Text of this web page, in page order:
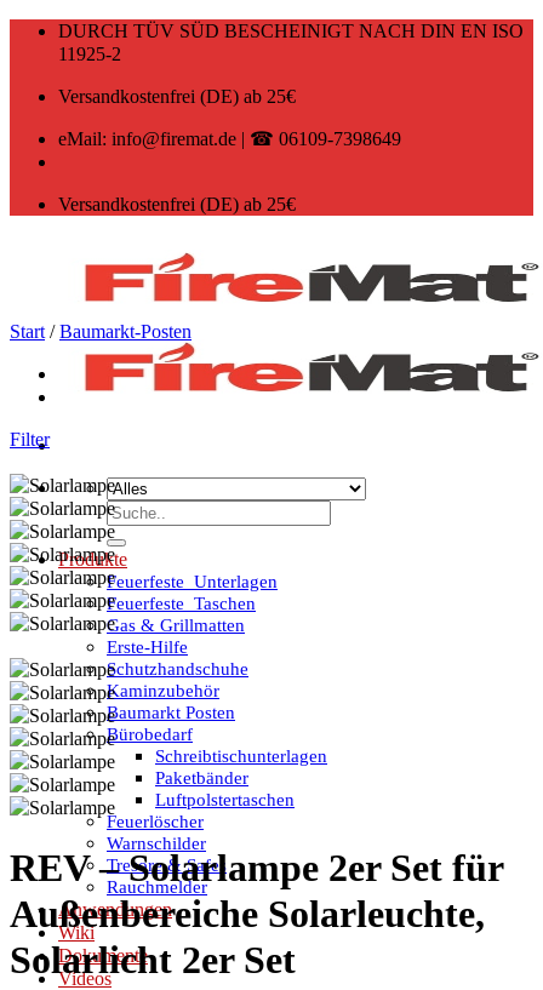
Zum
DURCH TÜV SÜD BESCHEINIGT NACH DIN EN ISO
11925-2
Versandkostenfrei (DE) ab 25€
eMail: info@firemat.de | ☎ 06109-7398649
Versandkostenfrei (DE) ab 25€
Suchen
nach:
Produkte
Feuerfeste_Unterlagen
Feuerfeste_Taschen
Gas & Grillmatten
Erste-Hilfe
Schutzhandschuhe
Kaminzubehör
Baumarkt Posten
Bürobedarf
Schreibtischunterlagen
Paketbänder
Luftpolstertaschen
Feuerlöscher
Warnschilder
Tresore & Safes
Rauchmelder
Anwendungen
Wiki
Dokumente
Videos
Start / Baumarkt-Posten
Filter
REV – Solarlampe 2er Set für
Außenbereiche Solarleuchte,
Solarlicht 2er Set